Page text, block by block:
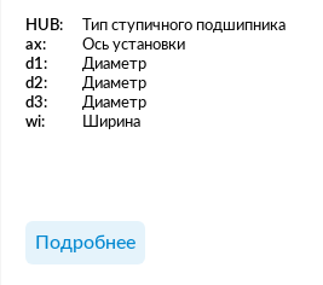
HUB: Тип ступичного подшипника
ax:
Ось установки
d1:
Диаметр
d2:
Диаметр
d3:
Диаметр
wi:
Ширина
Подробнее